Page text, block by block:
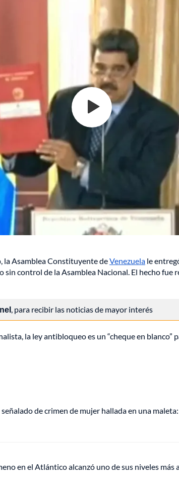
la Asamblea Constituyente deVenezuela le
control de la Asamblea Nacional. El hecho fue
, para recibir las noticias de mayor interés
la ley antibloqueo es un “cheque en blanco”
de crimen de mujer hallada en una
en el Atlántico alcanzó uno de sus niveles más